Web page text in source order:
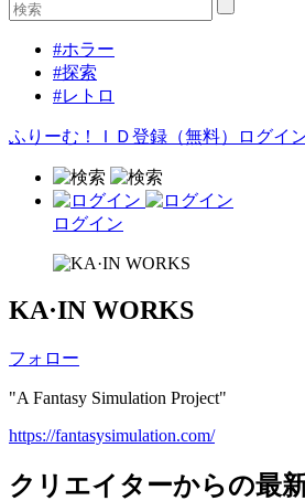
#ホラー
#探索
#レトロ
ふりーむ！ＩＤ登録（無料） ログイ
ログイン
KA·IN WORKS
フォロー
"A Fantasy Simulation Project"
https://fantasysimulation.com/
クリエイターからの最